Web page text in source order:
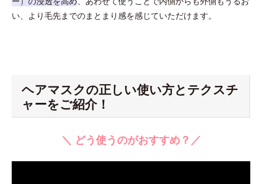
い、より毛先までのまとまり感を感じていただけます。
ヘアマスクの正しい使い方とテクスチ
ャーをご紹介！
＼ どう使うのがおすすめ？／